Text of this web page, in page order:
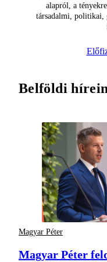
alapról, a
társadalmi, politikai,
Belföldi
Magyar Péter
Magyar Péter